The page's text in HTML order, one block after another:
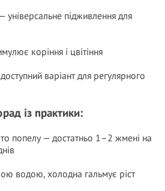
підживлення для
коріння і цвітіння
варіант для регулярного
із практики:
попелу — достатньо 1–2 жмені на
водою, холодна гальмує ріст